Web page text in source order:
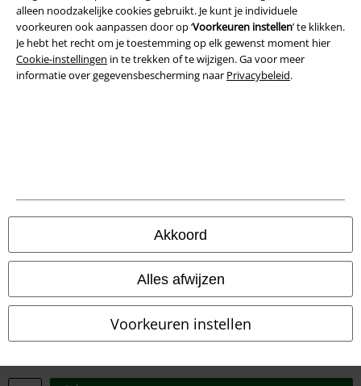
alleen noodzakelijke cookies gebruikt. Je kunt je individuele
voorkeuren ook aanpassen door op ‘Voorkeuren instellen’ te klikken.
Je hebt het recht om je toestemming op elk gewenst moment hier
Cookie-instellingen in te trekken of te wijzigen. Ga voor meer
informatie over gegevensbescherming naar Privacybeleid.
Akkoord
Alles afwijzen
Voorkeuren instellen
Verklaring van conformiteit